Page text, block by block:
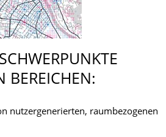
BEREICHEN:
nutzergenerierten, raumbezogenen